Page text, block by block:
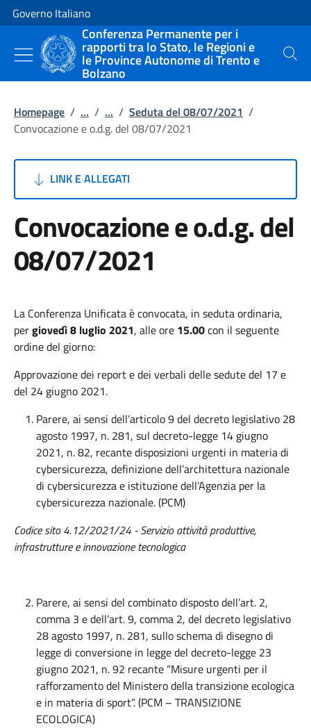
Vai al contenuto
Vai alla navigazione del sito
Governo Italiano
Conferenza Permanente per i
rapporti tra lo Stato, le Regioni e
le Province Autonome di Trento e
Bolzano
Cerca
Homepage / ... / ... / Seduta del 08/07/2021 /
Convocazione e o.d.g. del 08/07/2021
LINK E ALLEGATI
Convocazione e o.d.g. del
08/07/2021
La Conferenza Unificata è convocata, in seduta ordinaria,
pergiovedì 8 luglio 2021, alle ore 15.00con il seguente
ordine del giorno:
Approvazione dei report e dei verbali delle sedute del 17 e
del 24 giugno 2021.
Parere, ai sensi dell’articolo 9 del decreto legislativo 28
agosto 1997, n. 281, sul decreto-legge 14 giugno
2021, n. 82, recante disposizioni urgenti in materia di
cybersicurezza, definizione dell’architettura nazionale
di cybersicurezza e istituzione dell’Agenzia per la
cybersicurezza nazionale. (PCM)
Codice sito 4.12/2021/24 - Servizio attività produttive,
infrastrutture e innovazione tecnologica
Parere, ai sensi del combinato disposto dell’art. 2,
comma 3 e dell’art. 9, comma 2, del decreto legislativo
28 agosto 1997, n. 281, sullo schema di disegno di
legge di conversione in legge del decreto-legge 23
giugno 2021, n. 92 recante “Misure urgenti per il
rafforzamento del Ministero della transizione ecologica
e in materia di sport”. (PCM – TRANSIZIONE
ECOLOGICA)